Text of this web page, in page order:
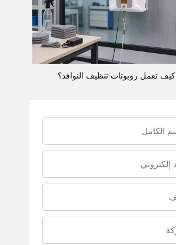
كيف تعمل روبوتات تنظيف النوافذ؟